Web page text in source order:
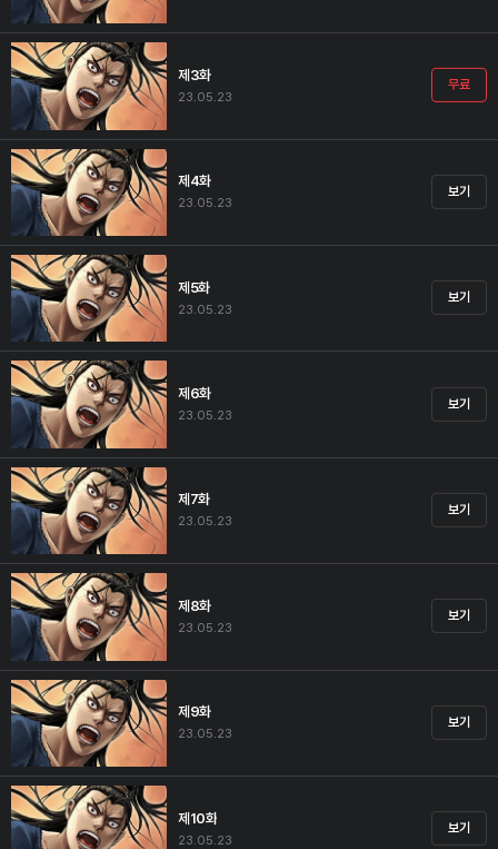
제3화
23.05.23
무료
제4화
23.05.23
보기
제5화
23.05.23
보기
제6화
23.05.23
보기
제7화
23.05.23
보기
제8화
23.05.23
보기
제9화
23.05.23
보기
제10화
23.05.23
보기